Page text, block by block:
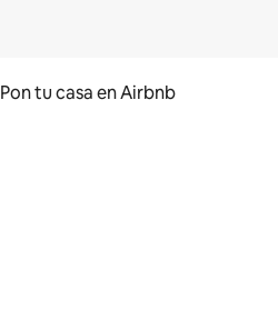
Pon tu casa en Airbnb